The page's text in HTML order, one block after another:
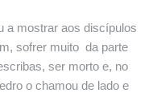
a mostrar aos discípulos
sofrer muito da parte
ser morto e, no
o chamou de lado e